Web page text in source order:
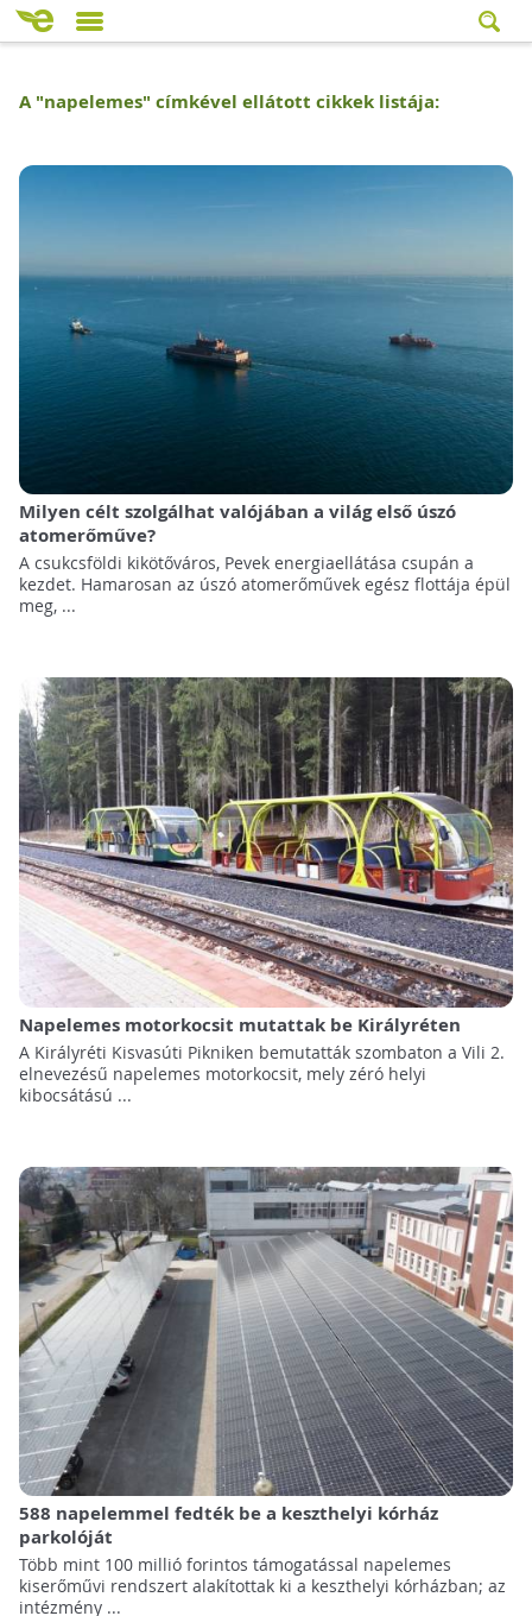
A "napelemes" címkével ellátott cikkek listája:
Milyen célt szolgálhat valójában a világ első úszó
atomerőműve?
A csukcsföldi kikötőváros, Pevek energiaellátása csupán a
kezdet. Hamarosan az úszó atomerőművek egész flottája épül
meg, ...
Napelemes motorkocsit mutattak be Királyréten
A Királyréti Kisvasúti Pikniken bemutatták szombaton a Vili 2.
elnevezésű napelemes motorkocsit, mely zéró helyi
kibocsátású ...
588 napelemmel fedték be a keszthelyi kórház
parkolóját
Több mint 100 millió forintos támogatással napelemes
kiserőművi rendszert alakítottak ki a keszthelyi kórházban; az
intézmény ...